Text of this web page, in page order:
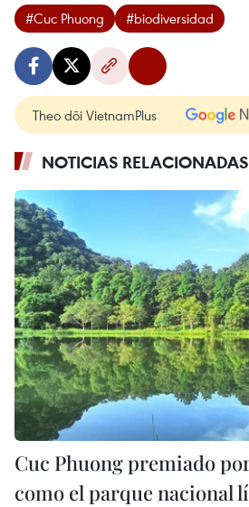
#Cuc Phuong #biodiversidad
Theo dõi VietnamPlus
NOTICIAS RELACIONADAS
Cuc Phuong premiado
como el parque nacional